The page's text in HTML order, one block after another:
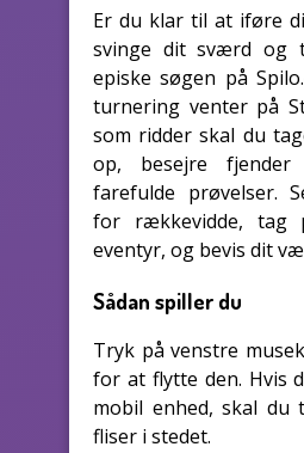
Er du klar til at iføre
svinge dit sværd og
episke søgen på
turnering venter på
som ridder skal du
op, besejre fjender
farefulde prøvelser.
for rækkevidde, tag
eventyr, og bevis dit
Sådan spiller du
Tryk på venstre
for at flytte den. Hvis
mobil enhed, skal du
fliser i stedet.